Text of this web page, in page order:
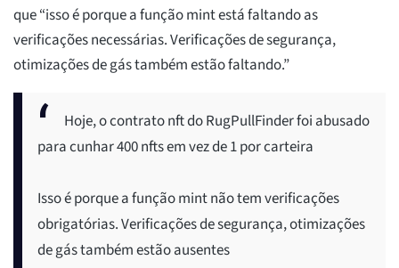
que “isso é porque a função mint está faltando as
verificações necessárias. Verificações de segurança,
otimizações de gás também estão faltando.”
Hoje, o contrato nft do RugPullFinder foi abusado
para cunhar 400 nfts em vez de 1 por carteira
Isso é porque a função mint não tem verificações
obrigatórias. Verificações de segurança, otimizações
de gás também estão ausentes